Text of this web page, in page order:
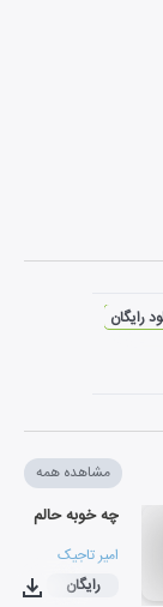
رایگان
مشاهده همه
چه خوبه حالم
امیر تاجیک
۰۲:۵۳
رایگان